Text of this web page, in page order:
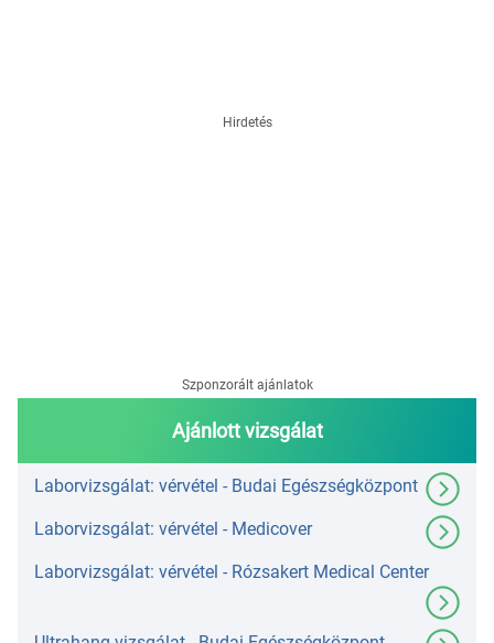
Hirdetés
Ajánlott vizsgálat
Szponzorált ajánlatok
Laborvizsgálat: vérvétel - Budai Egészségközpont
Laborvizsgálat: vérvétel - Medicover
Laborvizsgálat: vérvétel - Rózsakert Medical Center